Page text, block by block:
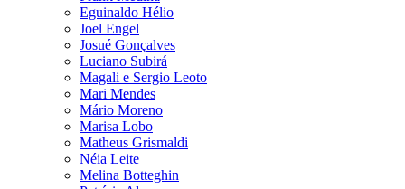
Eguinaldo Hélio
Joel Engel
Josué Gonçalves
Luciano Subirá
Magali e Sergio Leoto
Mari Mendes
Mário Moreno
Marisa Lobo
Matheus Grismaldi
Néia Leite
Melina Botteghin